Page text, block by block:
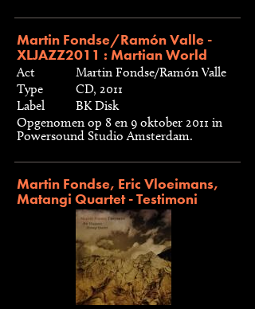
Martin Fondse/Ramón Valle -
XLJAZZ2011 : Martian World
Act
Martin Fondse/Ramón Valle
Type
CD, 2011
Label
BK Disk
Opgenomen op 8 en 9 oktober 2011 in
Powersound Studio Amsterdam.
Martin Fondse, Eric Vloeimans,
Matangi Quartet - Testimoni